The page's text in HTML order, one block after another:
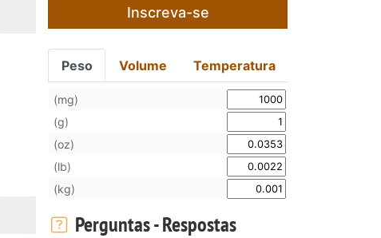
Inscreva-se
Peso Volume Temperatura
(mg)
(g)
(oz)
(lb)
(kg)
Perguntas - Respostas